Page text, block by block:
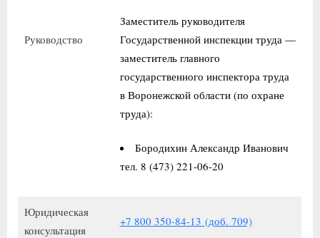
Руководство
Заместитель руководителя
Государственной инспекции труда —
заместитель главного
государственного инспектора труда
в Воронежской области (по охране
труда):
Бородихин Александр Иванович
тел. 8 (473) 221-06-20
Юридическая
консультация
+7 800 350-84-13 (доб. 709)